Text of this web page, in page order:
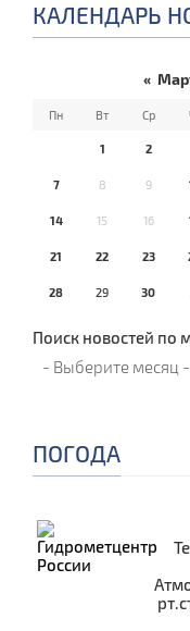
КАЛЕНДАРЬ
«
Пн Вт Ср
1 2
7 8 9
14 15 16
21 22 23
28 29 30
Поиск новостей по
ПОГОДА